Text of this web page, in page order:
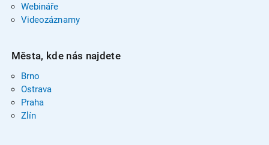
Webináře
Videozáznamy
Města, kde nás najdete
Brno
Ostrava
Praha
Zlín